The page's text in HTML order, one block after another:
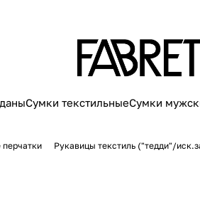
Сумки текстильныеСумки
Рукавицы текстиль ("тедди"/